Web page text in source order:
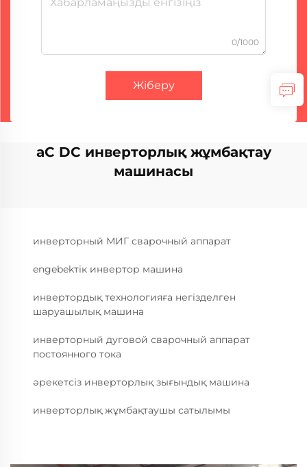
0/1000
Жіберу
aC DC инверторлық жұмбақтау
машинасы
инверторный МИГ сварочный аппарат
engebekтік инвертор машина
инвертордық технологияға негізделген
шаруашылық машина
инверторный дуговой сварочный аппарат
постоянного тока
әрекетсіз инверторлық зығындық машина
инверторлық жұмбақтаушы сатылымы